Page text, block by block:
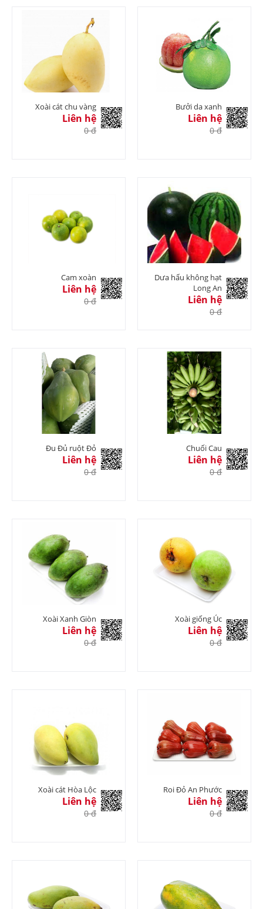
Xoài cát chu vàng
Liên hệ
0 đ
Bưởi da xanh
Liên hệ
0 đ
Cam xoàn
Liên hệ
0 đ
Dưa hấu không hạt
Long An
Liên hệ
0 đ
Đu Đủ ruột Đỏ
Liên hệ
0 đ
Chuối Cau
Liên hệ
0 đ
Xoài Xanh Giòn
Liên hệ
0 đ
Xoài giống Úc
Liên hệ
0 đ
Xoài cát Hòa Lộc
Liên hệ
0 đ
Roi Đỏ An Phước
Liên hệ
0 đ